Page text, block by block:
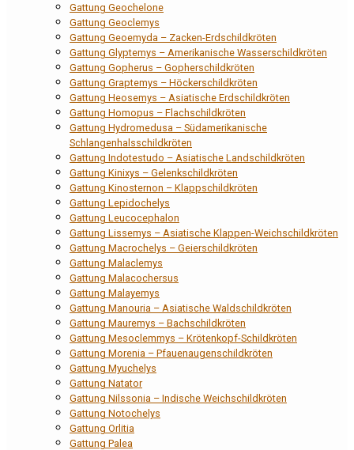
Gattung Geochelone
Gattung Geoclemys
Gattung Geoemyda – Zacken-Erdschildkröten
Gattung Glyptemys – Amerikanische Wasserschildkröten
Gattung Gopherus – Gopherschildkröten
Gattung Graptemys – Höckerschildkröten
Gattung Heosemys – Asiatische Erdschildkröten
Gattung Homopus – Flachschildkröten
Gattung Hydromedusa – Südamerikanische
Schlangenhalsschildkröten
Gattung Indotestudo – Asiatische Landschildkröten
Gattung Kinixys – Gelenkschildkröten
Gattung Kinosternon – Klappschildkröten
Gattung Lepidochelys
Gattung Leucocephalon
Gattung Lissemys – Asiatische Klappen-Weichschildkröten
Gattung Macrochelys – Geierschildkröten
Gattung Malaclemys
Gattung Malacochersus
Gattung Malayemys
Gattung Manouria – Asiatische Waldschildkröten
Gattung Mauremys – Bachschildkröten
Gattung Mesoclemmys – Krötenkopf-Schildkröten
Gattung Morenia – Pfauenaugenschildkröten
Gattung Myuchelys
Gattung Natator
Gattung Nilssonia – Indische Weichschildkröten
Gattung Notochelys
Gattung Orlitia
Gattung Palea